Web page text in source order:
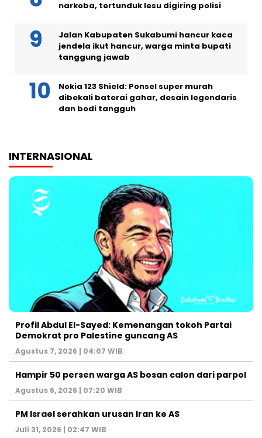
narkoba, tertunduk lesu digiring polisi
Jalan Kabupaten Sukabumi hancur kaca
jendela ikut hancur, warga minta bupati
tanggung jawab
Nokia 123 Shield: Ponsel super murah
dibekali baterai gahar, desain legendaris
dan bodi tangguh
INTERNASIONAL
Profil Abdul El-Sayed: Kemenangan tokoh Partai
Demokrat pro Palestine guncang AS
Agustus 7, 2026 | 04:07 WIB
Hampir 50 persen warga AS bosan calon dari parpol
Agustus 6, 2026 | 07:20 WIB
PM Israel serahkan urusan Iran ke AS
Juli 31, 2026 | 02:47 WIB